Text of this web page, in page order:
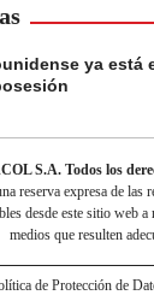
ya está
S.A. Todos los
reserva expresa de las
desde este sitio web
medios que resulten
de Protección de